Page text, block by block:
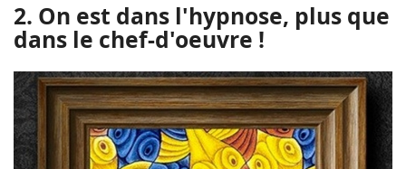
2. On est dans l'hypnose, plus que
dans le chef-d'oeuvre !